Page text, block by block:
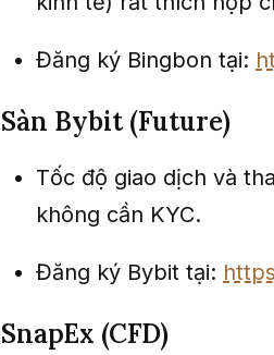
Đăng ký Bingbon tại:
Sàn Bybit (Future)
Tốc độ giao dịch và
không cần KYC.
Đăng ký Bybit tại:
SnapEx (CFD)